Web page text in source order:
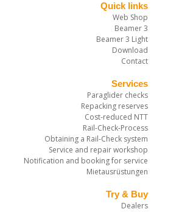
Quick links
Web Shop
Beamer 3
Beamer 3 Light
Download
Contact
Services
Paraglider checks
Repacking reserves
Cost-reduced NTT
Rail-Check-Process
Obtaining a Rail-Check system
Service and repair workshop
Notification and booking for service
Mietausrüstungen
Try & Buy
Dealers